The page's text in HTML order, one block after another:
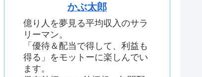
かぶ太郎
億り人を夢見る平均収入のサラ
リーマン。
「優待＆配当で得して、利益も
得る」をモットーに楽しんでい
ます。